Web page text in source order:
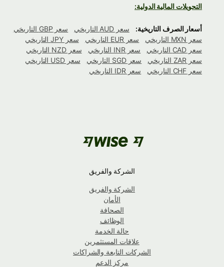
التحويلات المالية الدولية:
أسعار الصرف التاريخية: سعر AUD التاريخي
سعر GBP التاريخي
سعر MXN التاريخي
سعر EUR التاريخي
سعر JPY التاريخي
سعر CAD التاريخي
سعر INR التاريخي
سعر NZD التاريخي
سعر ZAR التاريخي
سعر SGD التاريخي
سعر USD التاريخي
سعر CHF التاريخي
سعر IDR التاريخي
الشركة والفريق
الشركة والفريق
الأمان
الصحافة
الوظائف
حالة الخدمة
علاقات المستثمرين
الشركات التابعة والشراكات
مركز الدعم